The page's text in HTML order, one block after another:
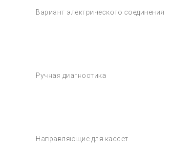
Вариант электрического соединения
Ручная диагностика
Направляющие для кассет